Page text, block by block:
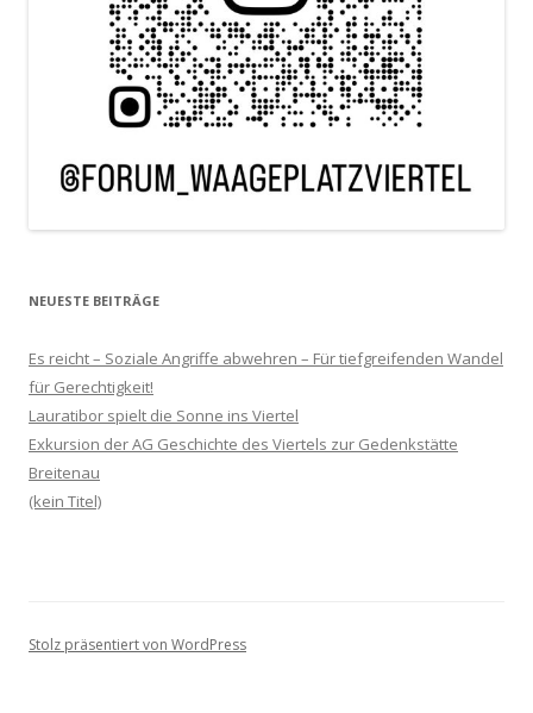
NEUESTE BEITRÄGE
Es reicht – Soziale Angriffe abwehren – Für tiefgreifenden Wandel
für Gerechtigkeit!
Lauratibor spielt die Sonne ins Viertel
Exkursion der AG Geschichte des Viertels zur Gedenkstätte
Breitenau
(kein Titel)
Stolz präsentiert von WordPress